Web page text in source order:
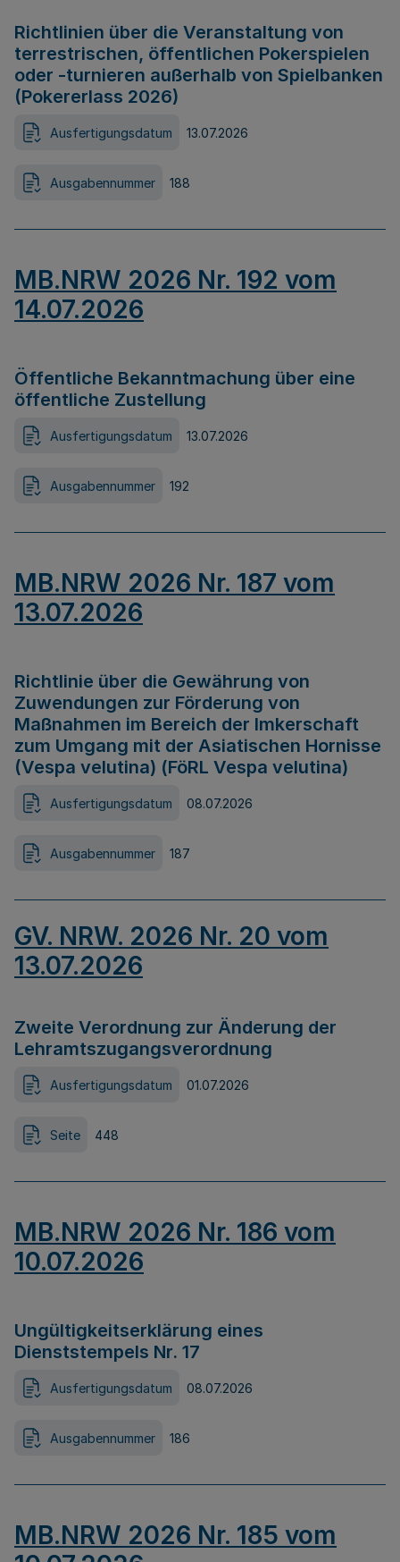
Richtlinien über die Veranstaltung von
terrestrischen, öffentlichen Pokerspielen
oder -turnieren außerhalb von Spielbanken
(Pokererlass 2026)
Ausfertigungsdatum 13.07.2026
Ausgabennummer 188
MB.NRW 2026 Nr. 192 vom
14.07.2026
Öffentliche Bekanntmachung über eine
öffentliche Zustellung
Ausfertigungsdatum 13.07.2026
Ausgabennummer 192
MB.NRW 2026 Nr. 187 vom
13.07.2026
Richtlinie über die Gewährung von
Zuwendungen zur Förderung von
Maßnahmen im Bereich der Imkerschaft
zum Umgang mit der Asiatischen Hornisse
(Vespa velutina) (FöRL Vespa velutina)
Ausfertigungsdatum 08.07.2026
Ausgabennummer 187
GV. NRW. 2026 Nr. 20 vom
13.07.2026
Zweite Verordnung zur Änderung der
Lehramtszugangsverordnung
Ausfertigungsdatum 01.07.2026
Seite 448
MB.NRW 2026 Nr. 186 vom
10.07.2026
Ungültigkeitserklärung eines
Dienststempels Nr. 17
Ausfertigungsdatum 08.07.2026
Ausgabennummer 186
MB.NRW 2026 Nr. 185 vom